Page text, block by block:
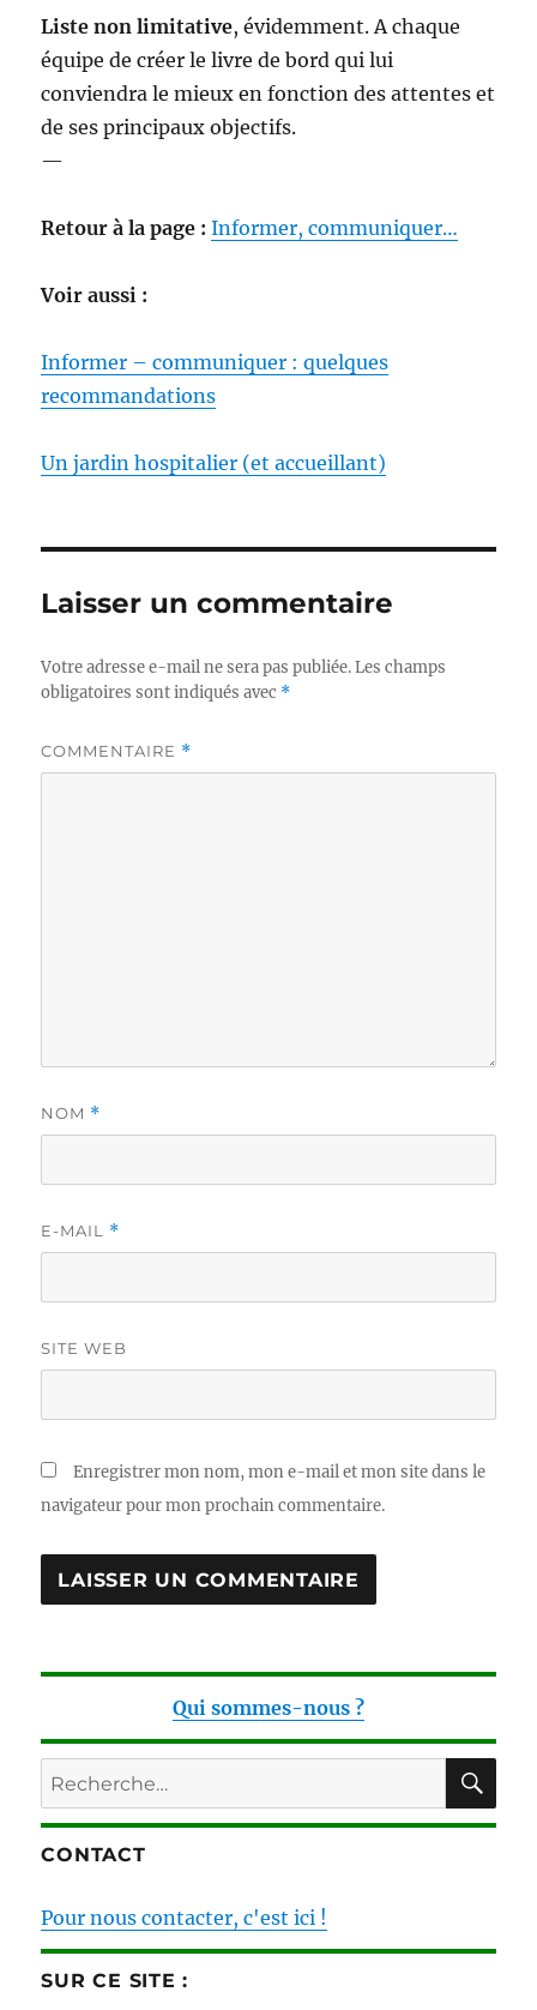
Liste non limitative, évidemment. A chaque
équipe de créer le livre de bord qui lui
conviendra le mieux en fonction des attentes et
de ses principaux objectifs.
—
Retour à la page : Informer, communiquer…
Voir aussi :
Informer – communiquer : quelques
recommandations
Un jardin hospitalier (et accueillant)
Laisser un commentaire
Votre adresse e-mail ne sera pas publiée. Les champs
obligatoires sont indiqués avec *
COMMENTAIRE *
NOM *
E-MAIL *
SITE WEB
Enregistrer mon nom, mon e-mail et mon site dans le
navigateur pour mon prochain commentaire.
Qui sommes-nous ?
Recherche
pour :
CONTACT
Pour nous contacter, c'est ici !
SUR CE SITE :